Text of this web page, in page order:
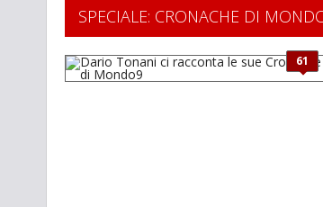
SPECIALE: CRONACHE DI
61